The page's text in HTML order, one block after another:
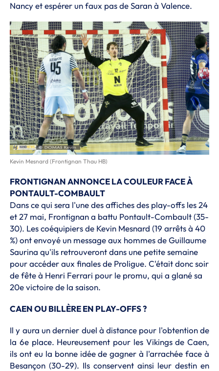
Nancy et espérer un faux pas de Saran à Valence.
Kevin Mesnard (Frontignan Thau HB)
FRONTIGNAN ANNONCE LA COULEUR FACE À
PONTAULT-COMBAULT
Dans ce qui sera l'une des affiches des play-offs les 24
et 27 mai, Frontignan a battu Pontault-Combault (35-
30). Les coéquipiers de Kevin Mesnard (19 arrêts à 40
%) ont envoyé un message aux hommes de Guillaume
Saurina qu'ils retrouveront dans une petite semaine
pour accéder aux finales de Proligue. C'était donc soir
de fête à Henri Ferrari pour le promu, qui a glané sa
20e victoire de la saison.
CAEN OU BILLÈRE EN PLAY-OFFS ?
Il y aura un dernier duel à distance pour l'obtention de
la 6e place. Heureusement pour les Vikings de Caen,
ils ont eu la bonne idée de gagner à l'arrachée face à
Besançon (30-29). Ils conservent ainsi leur destin en